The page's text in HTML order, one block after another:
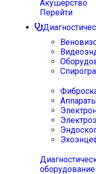
Акушерство
Перейти
оборудование